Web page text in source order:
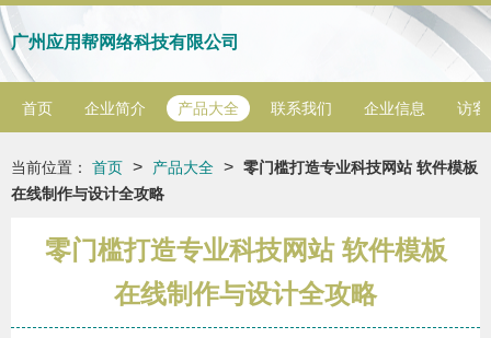
广州应用帮网络科技有限公司
首页 企业简介 产品大全 联系我们 企业信息 访客
当前位置： 首页 > 产品大全 > 零门槛打造专业科技网站 软件模板
在线制作与设计全攻略
零门槛打造专业科技网站 软件模板
在线制作与设计全攻略